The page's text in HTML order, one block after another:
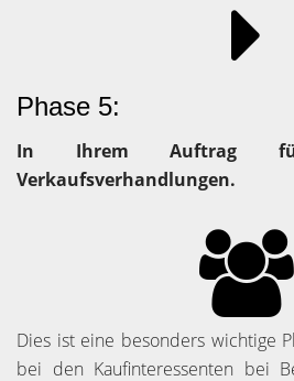
Phase 5:
In Ihrem Auftrag
Verkaufsverhandlungen.
Dies ist eine besonders wichtige
bei den Kaufinteressenten bei